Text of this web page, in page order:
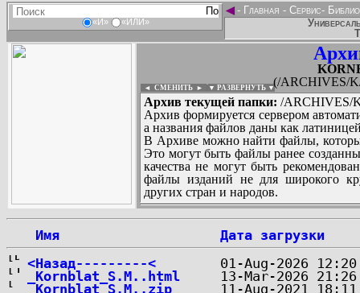
«И» «ИЛИ»
◄- Главная - Сервис-
(/ARCHIVES/
◄ СМЕНИТЬ ► ▼ РАЗВЕРНУТЬ ▼
Архив текущей папки: /ARCHIVES/
Архив формируется сервером
а названия файлов даны как
В Архиве можно найти файлы,
Это могут быть файлы ранее
качества не могут быть
файлы изданий не для широкого
других стран и народов.
Имя
Дата загрузки
<Назад---------<
_Kornblat_S.M..html
_Kornblat_S.M..zip